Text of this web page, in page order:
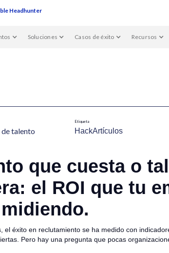
Headhunter
Soluciones Casos de éxito Recursos
de talent​o
Etiqueta
HackArtículos
que cuesta o
el ROI que tu
el éxito en reclutamiento se ha medido con
Pero hay una pregunta que pocas